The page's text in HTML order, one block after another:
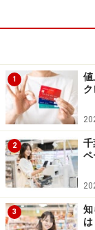
1
値
2
千
ペ
3
知
は